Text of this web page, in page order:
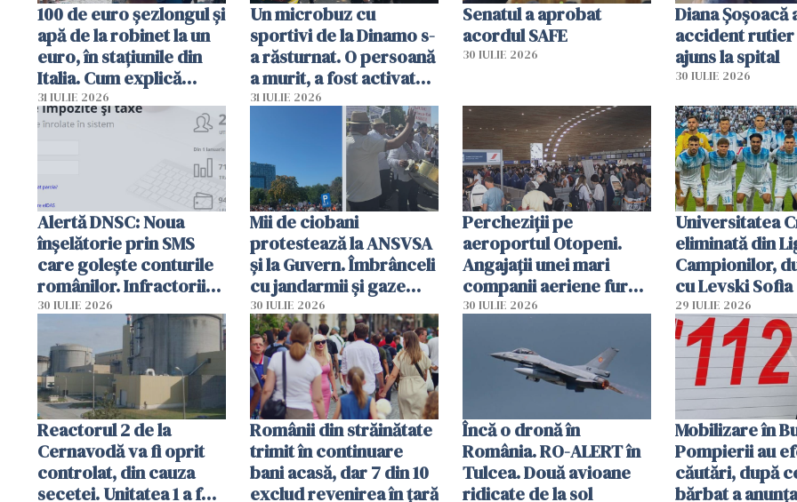
100 de euro șezlongul și
apă de la robinet la un
euro, în stațiunile din
Italia. Cum explică
autoritățile
31 IULIE 2026
Un microbuz cu
sportivi de la Dinamo s-
a răsturnat. O persoană
a murit, a fost activat
planul roșu de
31 IULIE 2026
Senatul a aprobat
acordul SAFE
30 IULIE 2026
Diana Șoșoacă
accident rutier
ajuns la spital
30 IULIE 2026
Alertă DNSC: Noua
înșelătorie prin SMS
care golește conturile
românilor. Infractorii
folosesc numele
Ghișeul.ro și al Poliției
Române
30 IULIE 2026
Mii de ciobani
protestează la ANSVSA
și la Guvern. Îmbrânceli
cu jandarmii și gaze
lacrimogene
30 IULIE 2026
Percheziții pe
aeroportul Otopeni.
Angajații unei mari
companii aeriene furau
parfumuri, ceasuri și
vânzării
30 IULIE 2026
Universitatea
eliminată din
Campionilor,
cu Levski Sofia
29 IULIE 2026
Reactorul 2 de la
Cernavodă va fi oprit
controlat, din cauza
secetei. Unitatea 1 a fost
Românii din străinătate
trimit în continuare
bani acasă, dar 7 din 10
exclud revenirea în țară
Încă o dronă în
România. RO-ALERT în
Tulcea. Două avioane
ridicate de la sol
Mobilizare în
Pompierii au
căutări, după
bărbat a